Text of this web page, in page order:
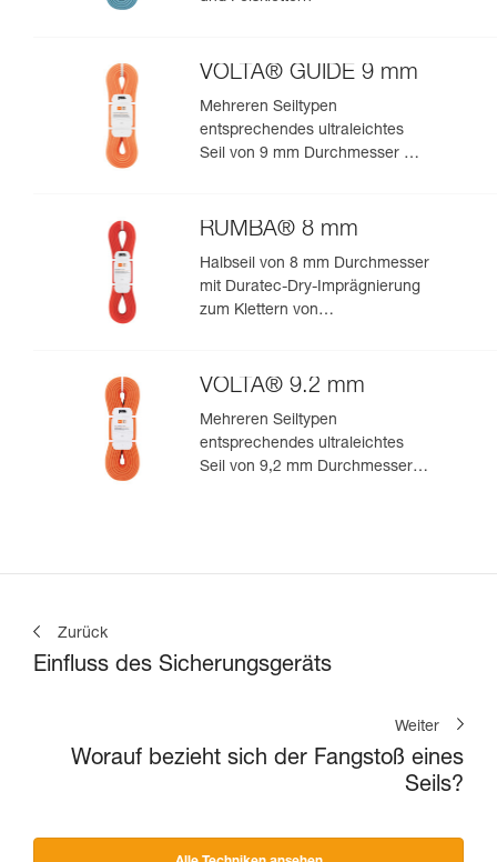
VOLTA® GUIDE 9 mm
Mehreren Seiltypen
entsprechendes ultraleichtes
Seil von 9 mm Durchmesser mit
Klettern oder Bergsteigen
RUMBA® 8 mm
Halbseil von 8 mm Durchmesser
mit Duratec-Dry-Imprägnierung
zum Klettern von
VOLTA® 9.2 mm
Mehreren Seiltypen
entsprechendes ultraleichtes
Seil von 9,2 mm Durchmesser
Zurück
Einfluss des Sicherungsgeräts
Weiter
Worauf bezieht sich der Fangstoß eines
Seils?